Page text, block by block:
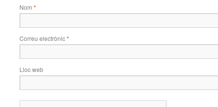
Nom *
Correu electrònic*
Lloc web